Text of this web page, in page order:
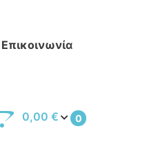
Επικοινωνία
0
0,00 €